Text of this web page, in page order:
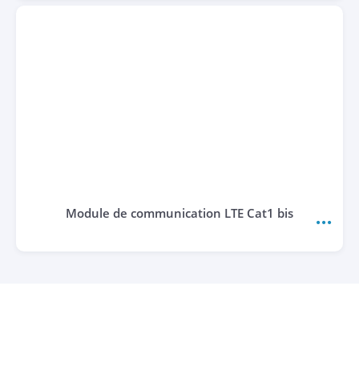
Module de communication LTE Cat1 bis